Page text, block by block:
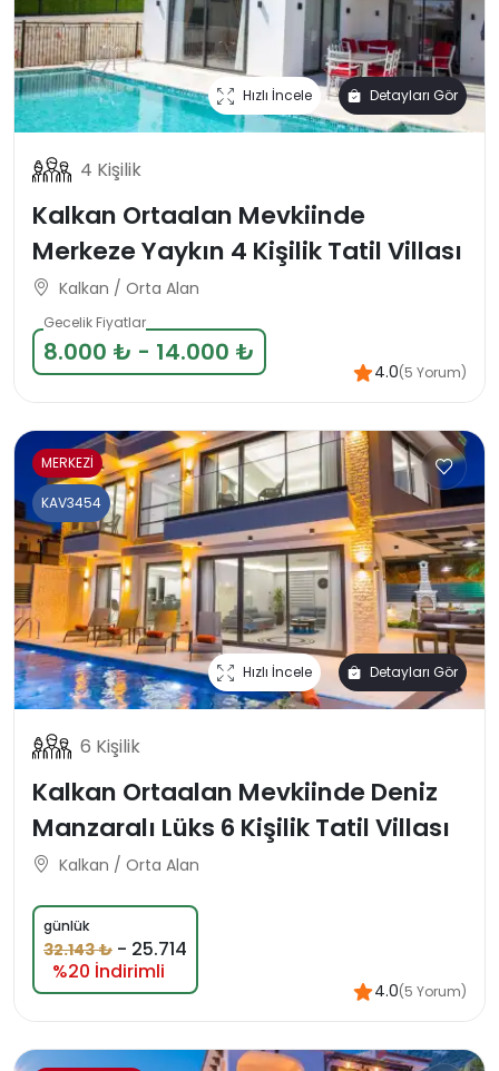
Hızlı İncele Detayları Gör
4 Kişilik
Kalkan Ortaalan Mevkiinde
Merkeze Yaykın 4 Kişilik Tatil Villası
Kalkan / Orta Alan
Gecelik Fiyatlar
8.000 ₺ - 14.000 ₺
4.0(5 Yorum)
MERKEZİ
Hızlı İncele Detayları Gör
KAV3454
6 Kişilik
Kalkan Ortaalan Mevkiinde Deniz
Manzaralı Lüks 6 Kişilik Tatil Villası
Kalkan / Orta Alan
günlük
32.143 ₺ - 25.714
%20 İndirimli
4.0(5 Yorum)